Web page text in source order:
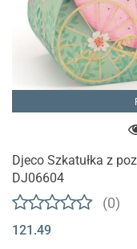
Djeco Szkatułka z
DJ06604
(0)
121.49